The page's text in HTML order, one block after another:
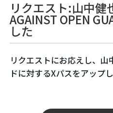
リクエスト:山中健
AGAINST OPEN
した
リクエストにお応えし、山
ドに対するXパスをアップし